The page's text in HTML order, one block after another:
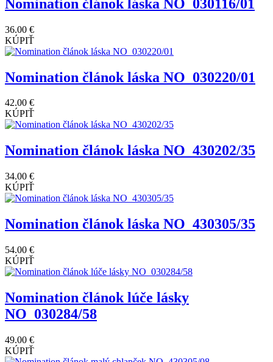
Nomination článok láska NO_030116/01
36.00 €
KÚPIŤ
Nomination článok láska NO_030220/01
42.00 €
KÚPIŤ
Nomination článok láska NO_430202/35
34.00 €
KÚPIŤ
Nomination článok láska NO_430305/35
54.00 €
KÚPIŤ
Nomination článok lúče lásky
NO_030284/58
49.00 €
KÚPIŤ